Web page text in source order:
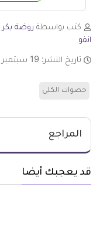
كتب بواسطة روضة بكر
انفو
تاريخ النشر: 19 سبتمبر 2022
حصوات الكلى
المراجع
قد يعجبك أيضا